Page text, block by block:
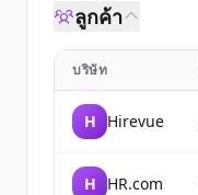
ลูกค้า
บริษัท
H Hirevue
H HR.com